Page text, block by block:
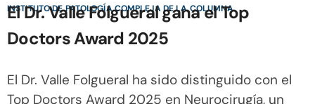
INSTITUTO DE PATOLOGÍA COMPLEJA DE LA COLUMNA
El Dr. Valle Folgueral gana el Top
Doctors Award 2025
El Dr. Valle Folgueral ha sido distinguido con el
Top Doctors Award 2025 en Neurocirugía, un